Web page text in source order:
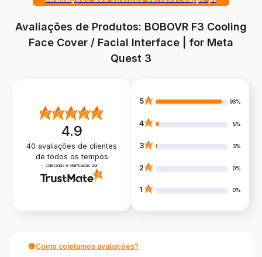
Avaliações de Produtos: BOBOVR F3 Cooling
Face Cover / Facial Interface | for Meta
Quest 3
4.9
40 avaliações de clientes
de todos os tempos
coletadas e verificadas por
5 93%
4 5%
3 3%
2 0%
1 0%
Como coletamos avaliações?